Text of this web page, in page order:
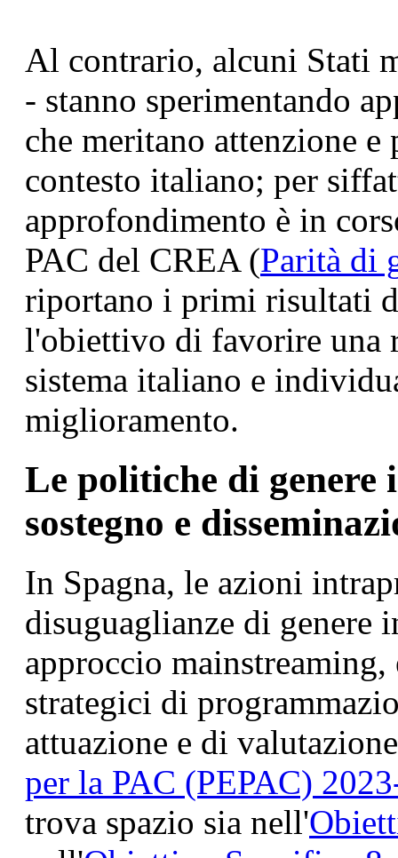
Al contrario, alcuni Stati
- stanno sperimentando
che meritano attenzione
contesto italiano; per
approfondimento è in
PAC del CREA (Parità di
riportano i primi risultati
l'obiettivo di favorire una
sistema italiano e
miglioramento.
Le politiche di genere
sostegno e
In Spagna, le azioni
disuguaglianze di genere
approccio
strategici di
attuazione e di
per la PAC (PEPAC)
trova spazio sia nell'